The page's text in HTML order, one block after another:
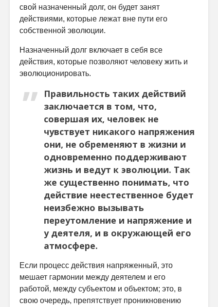
свой назначенный долг, он будет занят
действиями, которые лежат вне пути его
собственной эволюции.
Назначенный долг включает в себя все
действия, которые позволяют человеку жить и
эволюционировать.
Правильность таких действий
заключается в том, что,
совершая их, человек не
чувствует никакого напряжения
они, не обременяют в жизни и
одновременно поддерживают
жизнь и ведут к эволюции. Так
же существенно понимать, что
действие неестественное будет
неизбежно вызывать
переутомление и напряжение и
у деятеля, и в окружающей его
атмосфере.
Если процесс действия напряженный, это
мешает гармонии между деятелем и его
работой, между субъектом и объектом; это, в
свою очередь, препятствует проникновению